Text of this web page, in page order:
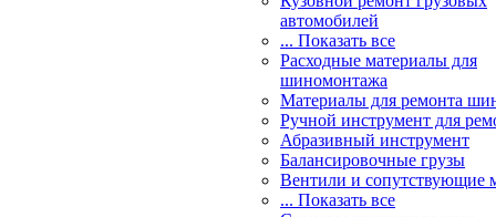
автомобилей
... Показать все
Расходные материалы для
шиномонтажа
Материалы для ремонта
Ручной инструмент для
Абразивный инструмент
Балансировочные грузы
Вентили и сопутствующие
... Показать все